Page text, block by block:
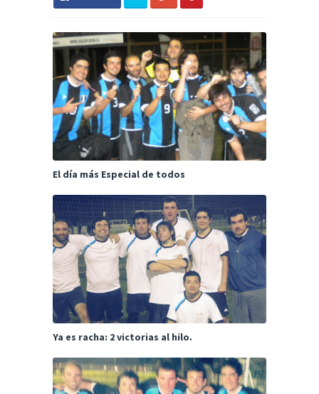
El día más Especial de todos
Ya es racha: 2 victorias al hilo.